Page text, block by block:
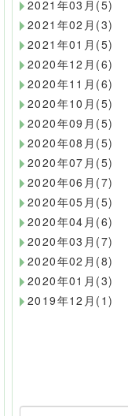
2021年03月(5)
2021年02月(3)
2021年01月(5)
2020年12月(6)
2020年11月(6)
2020年10月(5)
2020年09月(5)
2020年08月(5)
2020年07月(5)
2020年06月(7)
2020年05月(5)
2020年04月(6)
2020年03月(7)
2020年02月(8)
2020年01月(3)
2019年12月(1)